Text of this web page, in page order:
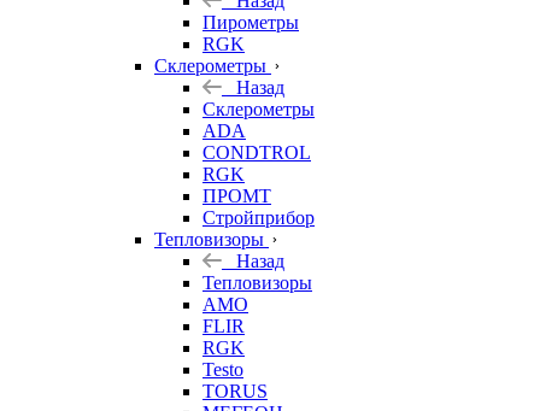
Пирометры
RGK
Склерометры
Назад
Склерометры
ADA
CONDTROL
RGK
ПРОМТ
Стройприбор
Тепловизоры
Назад
Тепловизоры
AMO
FLIR
RGK
Testo
TORUS